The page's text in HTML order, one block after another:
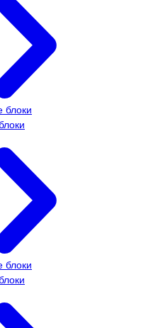
блоки
блоки